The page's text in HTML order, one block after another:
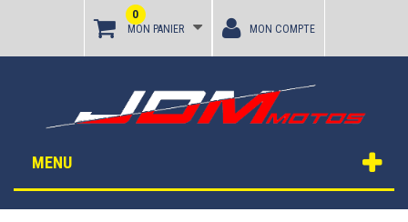
MON PANIER
0
MON COMPTE
MENU